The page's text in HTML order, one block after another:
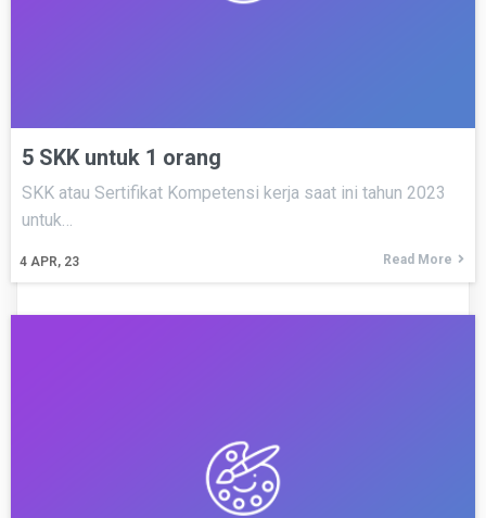
5 SKK untuk 1 orang
4 APR, 23
SKK atau Sertifikat Kompetensi kerja saat ini tahun 2023
untuk…
Read More